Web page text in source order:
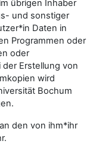
übrigen Inhaber
und sonstiger
Daten in
Programmen oder
oder
Erstellung von
wird
Bochum
den von ihm*ihr